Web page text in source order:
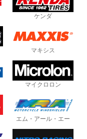
ケンダ
マキシス
マイクロロン
エム・アール・エー